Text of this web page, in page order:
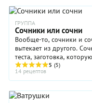
сметаны также должно
чизкейка с творогом
правильную
положено, будет просто
ГРУППА
Сочники или сочни
Вообще-то, сочники и
вытекает из другого.
теста, заготовка,
еще сочень – блюдо
5 (5)
14 рецептов